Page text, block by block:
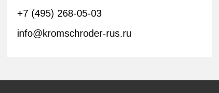
+7 (495) 268-05-03
info@kromschroder-rus.ru